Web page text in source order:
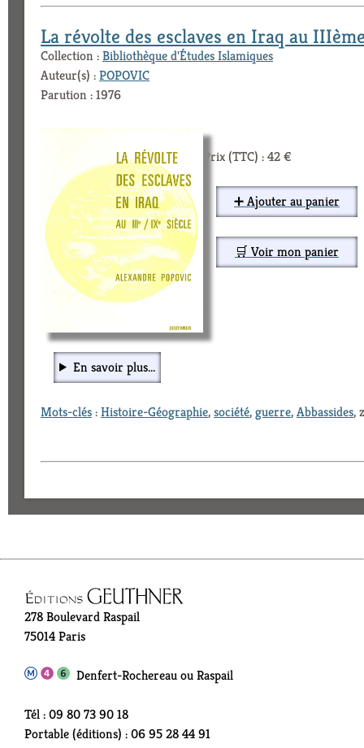
La révolte des esclaves en Iraq au
Collection :Bibliothèque d'Études Islamiques
Auteur(s) :POPOVIC
Parution : 1976
Prix (TTC) : 42 €
➕ Ajouter au panier
🛒 Voir mon panier
En savoir plus...
Mots-clés:Histoire-Géographie,société,guerre,Abbassides,
278 Boulevard Raspail
75014 Paris
Denfert-Rochereau ou Raspail
Tél : 09 80 73 90 18
Portable (éditions) : 06 95 28 44 91